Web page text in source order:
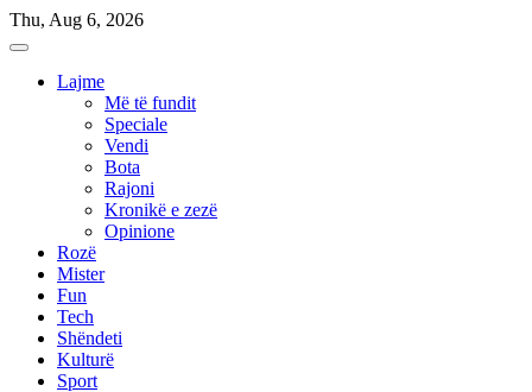
Skip
to
Thu, Aug 6, 2026
Lajme
Më të fundit
Speciale
Vendi
Bota
Rajoni
Kronikë e zezë
Opinione
Rozë
Mister
Fun
Tech
Shëndeti
Kulturë
Sport